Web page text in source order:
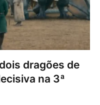
dragões de
na 3ª